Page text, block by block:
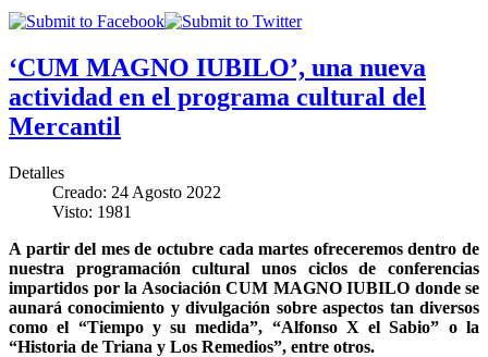
‘CUM MAGNO IUBILO’, una nueva
actividad en el programa cultural del
Mercantil
Detalles
Creado: 24 Agosto 2022
Visto: 1981
A partir del mes de octubre cada martes ofreceremos dentro de
nuestra programación cultural unos ciclos de conferencias
impartidos por la Asociación CUM MAGNO IUBILO donde se
aunará conocimiento y divulgación sobre aspectos tan diversos
como el “Tiempo y su medida”, “Alfonso X el Sabio” o la
“Historia de Triana y Los Remedios”, entre otros.